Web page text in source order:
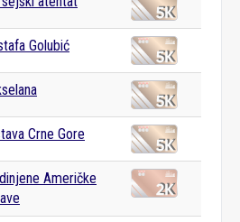
Golubić
Crne Gore
Američke